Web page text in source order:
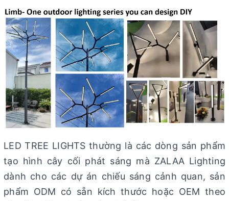
LED TREE LIGHTS thường là các dòng sản phẩm
tạo hình cây cối phát sáng mà ZALAA Lighting
dành cho các dự án chiếu sáng cảnh quan, sản
phẩm ODM có sẵn kích thước hoặc OEM theo